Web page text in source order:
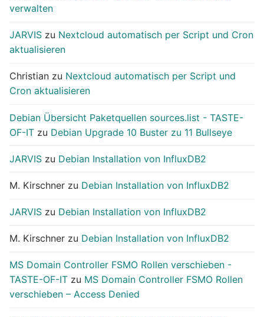
verwalten
JARVIS zu Nextcloud automatisch per Script und Cron
aktualisieren
Christian zu Nextcloud automatisch per Script und
Cron aktualisieren
Debian Übersicht Paketquellen sources.list - TASTE-
OF-IT zu Debian Upgrade 10 Buster zu 11 Bullseye
JARVIS zu Debian Installation von InfluxDB2
M. Kirschner zu Debian Installation von InfluxDB2
JARVIS zu Debian Installation von InfluxDB2
M. Kirschner zu Debian Installation von InfluxDB2
MS Domain Controller FSMO Rollen verschieben -
TASTE-OF-IT zu MS Domain Controller FSMO Rollen
verschieben – Access Denied